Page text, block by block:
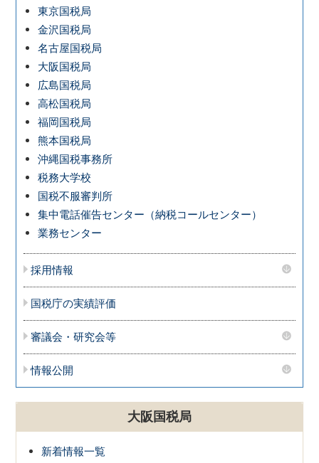
東京国税局
金沢国税局
名古屋国税局
大阪国税局
広島国税局
高松国税局
福岡国税局
熊本国税局
沖縄国税事務所
税務大学校
国税不服審判所
集中電話催告センター（納税コールセンター）
業務センター
採用情報
国税庁の実績評価
審議会・研究会等
情報公開
大阪国税局
新着情報一覧